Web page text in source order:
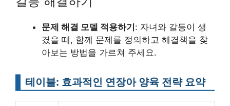
문제 해결 모델 적용하기 : 자녀와 갈등이 생
겼을 때, 함께 문제를 정의하고 해결책을 찾
아보는 방법을 가르쳐 주세요.
테이블: 효과적인 연장아 양육 전략 요약